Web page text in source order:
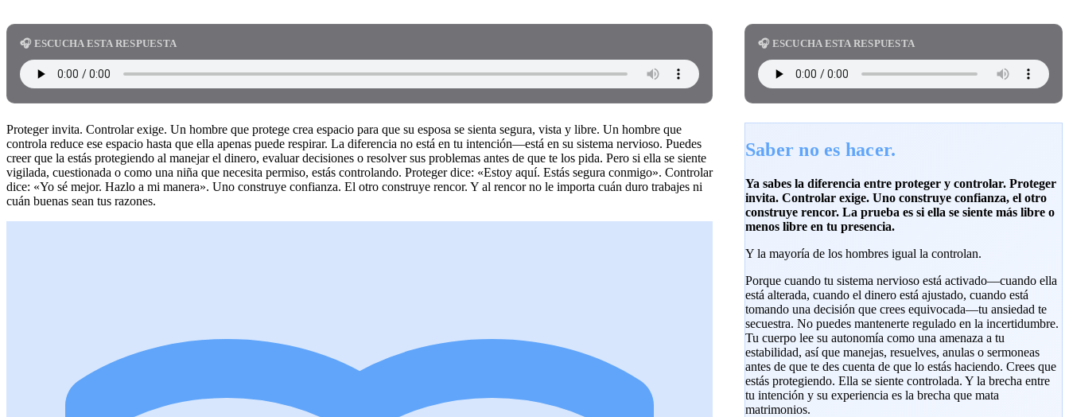
🎧 ESCUCHA ESTA RESPUESTA
Proteger invita. Controlar exige. Un hombre que protege crea espacio para que su esposa se sienta segura, vista y libre. Un hombre que
controla reduce ese espacio hasta que ella apenas puede respirar. La diferencia no está en tu intención—está en su sistema nervioso. Puedes
creer que la estás protegiendo al manejar el dinero, evaluar decisiones o resolver sus problemas antes de que te los pida. Pero si ella se siente
vigilada, cuestionada o como una niña que necesita permiso, estás controlando. Proteger dice: «Estoy aquí. Estás segura conmigo». Controlar
dice: «Yo sé mejor. Hazlo a mi manera». Uno construye confianza. El otro construye rencor. Y al rencor no le importa cuán duro trabajes ni
cuán buenas sean tus razones.
🎧 ESCUCHA ESTA RESPUESTA
Saber no es hacer.
Ya sabes la diferencia entre proteger y controlar. Proteger
invita. Controlar exige. Uno construye confianza, el otro
construye rencor. La prueba es si ella se siente más libre o
menos libre en tu presencia.
Y la mayoría de los hombres igual la controlan.
Porque cuando tu sistema nervioso está activado—cuando ella
está alterada, cuando el dinero está ajustado, cuando está
tomando una decisión que crees equivocada—tu ansiedad te
secuestra. No puedes mantenerte regulado en la incertidumbre.
Tu cuerpo lee su autonomía como una amenaza a tu
estabilidad, así que manejas, resuelves, anulas o sermoneas
antes de que te des cuenta de que lo estás haciendo. Crees que
estás protegiendo. Ella se siente controlada. Y la brecha entre
tu intención y su experiencia es la brecha que mata
matrimonios.